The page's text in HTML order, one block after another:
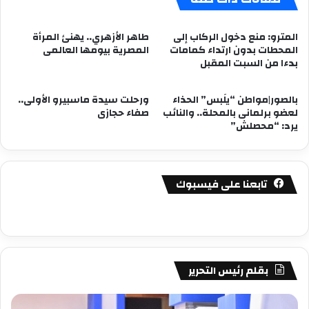
المترو: منع دخول الركاب إلى
المحطات بدون ارتداء كمامات
بدءا من السبت المقبل
طاهر الأزهري.. يهنئ المرأة
المصرية بيومها العالمى
بالصور|مواطن “يلَبس” الحذاء
لعضو برلمانى بالمحلة.. والنائب
يرد: “محصلش”
ورحلت سيدة ماسبيرو الأولى..
صفاء حجازى
تابعنا على فيسبوك
بقلم رئيس التحرير
مصطفى